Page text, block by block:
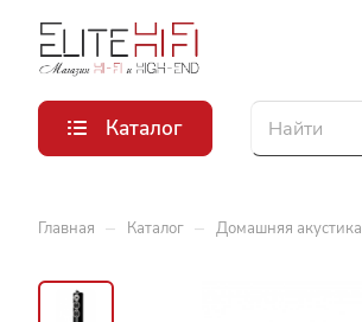
Каталог
Главная – Каталог – Домашняя акустика